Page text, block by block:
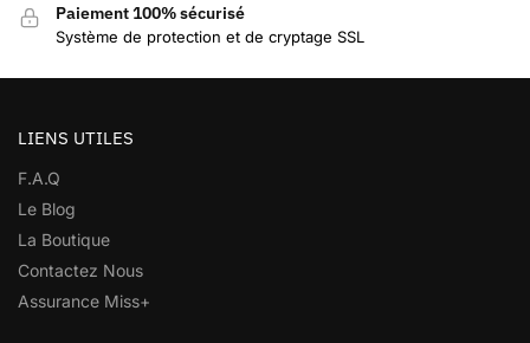
Paiement 100% sécurisé
Système de protection et de cryptage SSL
LIENS UTILES
F.A.Q
Le Blog
La Boutique
Contactez Nous
Assurance Miss+